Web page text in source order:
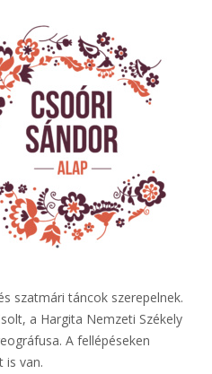
szatmári táncok szerepelnek.
a Hargita Nemzeti Székely
A fellépéseken
is van.